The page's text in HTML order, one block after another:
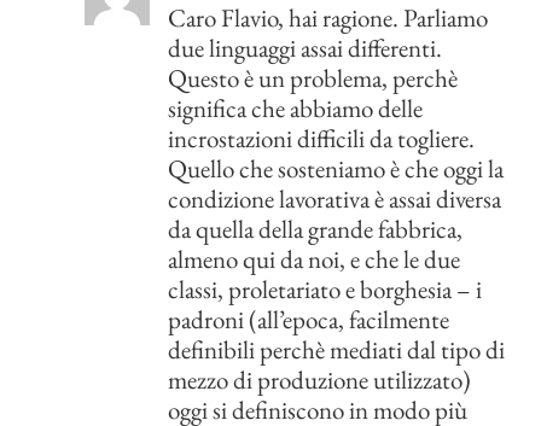
Caro Flavio, hai ragione. Parliamo
due linguaggi assai differenti.
Questo è un problema, perchè
significa che abbiamo delle
incrostazioni difficili da togliere.
Quello che sosteniamo è che oggi la
condizione lavorativa è assai diversa
da quella della grande fabbrica,
almeno qui da noi, e che le due
classi, proletariato e borghesia – i
padroni (all’epoca, facilmente
definibili perchè mediati dal tipo di
mezzo di produzione utilizzato)
oggi si definiscono in modo più